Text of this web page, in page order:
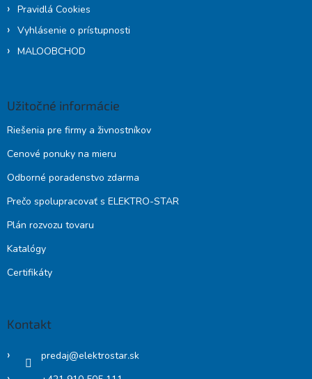
Pravidlá Cookies
Vyhlásenie o prístupnosti
MALOOBCHOD
Užitočné informácie
Riešenia pre firmy a živnostníkov
Cenové ponuky na mieru
Odborné poradenstvo zdarma
Prečo spolupracovať s ELEKTRO-STAR
Plán rozvozu tovaru
Katalógy
Certifikáty
Kontakt
predaj@elektrostar.sk